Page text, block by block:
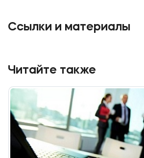
Ссылки и материалы
Читайте также